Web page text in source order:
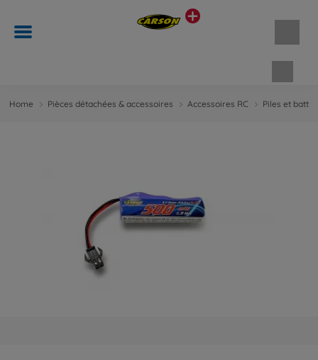
Home Pièces détachées & accessoires Accessoires RC Piles et